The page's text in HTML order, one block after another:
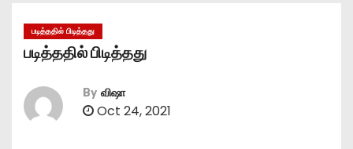
படித்ததில் பிடித்தது
படித்ததில் பிடித்தது
By விஷா
Oct 24, 2021